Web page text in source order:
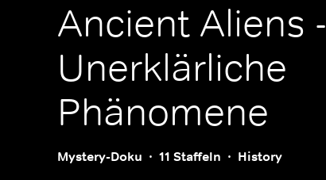
Ancient Aliens -
Unerklärliche
Phänomene
Mystery-Doku 11 Staffeln History